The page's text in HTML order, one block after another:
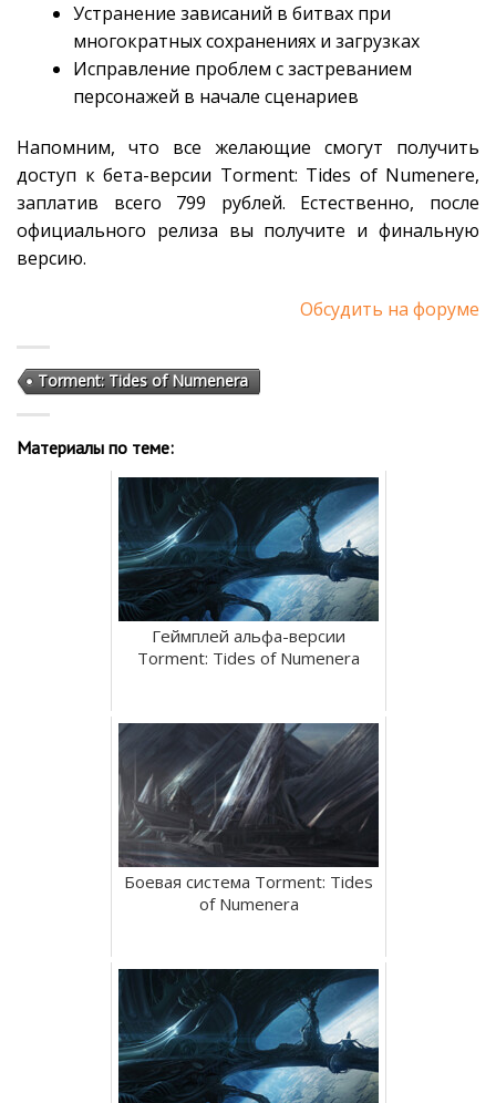
Устранение зависаний в битвах при
многократных сохранениях и загрузках
Исправление проблем с застреванием
персонажей в начале сценариев
Напомним, что все желающие смогут получить
доступ к бета-версии Torment: Tides of Numenere,
заплатив всего 799 рублей. Естественно, после
официального релиза вы получите и финальную
версию.
Обсудить на форуме
Torment: Tides of Numenera
Материалы по теме:
Геймплей альфа-версии
Torment: Tides of Numenera
Боевая система Torment: Tides
of Numenera